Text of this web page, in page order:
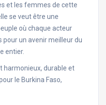
et les femmes de cette
se veut être une
où chaque acteur
pour un avenir meilleur du
entier.
harmonieux, durable et
le Burkina Faso,